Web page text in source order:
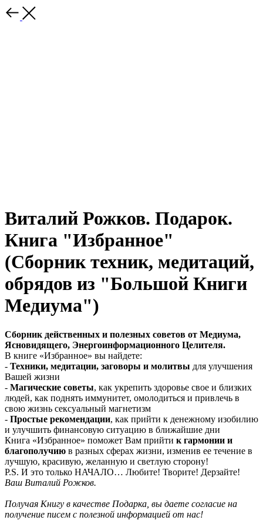
Виталий Рожков. Подарок.
Книга "Избранное"
(Сборник техник, медитаций,
обрядов из "Большой Книги
Медиума")
Сборник действенных и полезных советов от Медиума,
Ясновидящего, Энергоинформационного Целителя.
В книге «Избранное» вы найдете:
- Техники, медитации, заговоры и молитвы для улучшения
Вашей жизни
- Магические советы, как укрепить здоровье свое и близких
людей, как поднять иммунитет, омолодиться и привлечь в
свою жизнь сексуальный магнетизм
- Простые рекомендации, как прийти к денежному изобилию
и улучшить финансовую ситуацию в ближайшие дни
Книга «Избранное» поможет Вам прийти к гармонии и
благополучию в разных сферах жизни, изменив ее течение в
лучшую, красивую, желанную и светлую сторону!
P.S. И это только НАЧАЛО… Любите! Творите! Дерзайте!
Ваш Виталий Рожков.
Получая Книгу в качестве Подарка, вы даете согласие на
получение писем с полезной информацией от нас!